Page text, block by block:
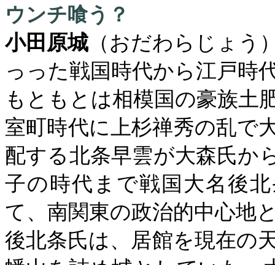
ウンチ喰う？
小田原城 （おだわらじょう
っった戦国時代から江戸時
もともとは相模国の豪族土
室町時代に 上杉禅秀の乱で
配する北条早雲が大森氏か
子の時代まで戦国大名後
て、南関東の政治的中心地
後北条氏は、居館を現在の